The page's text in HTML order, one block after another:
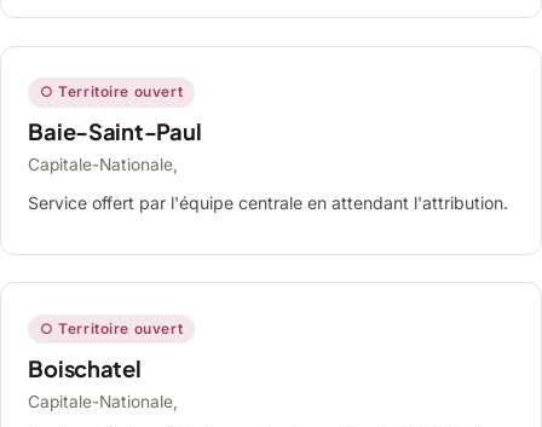
○ Territoire ouvert
Baie-Saint-Paul
Capitale-Nationale,
Service offert par l'équipe centrale en attendant l'attribution.
○ Territoire ouvert
Boischatel
Capitale-Nationale,